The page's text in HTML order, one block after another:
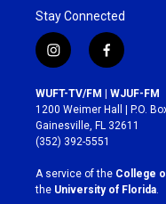
Stay Connected
i
n
s
t
a
g
r
a
m
f
a
c
e
b
o
k
WUFT-TV/FM | WJUF-FM
1200 Weimer Hall | P.O.
Gainesville, FL 32611
(352) 392-5551
A service of the College
the University of Florida.